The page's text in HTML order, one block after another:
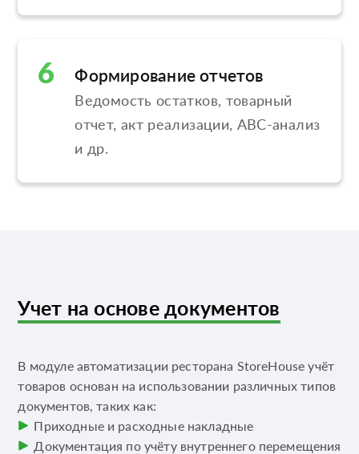
6 Формирование отчетов
Ведомость остатков, товарный
отчет, акт реализации, ABC-анализ
и др.
Учет на основе документов
В модуле автоматизации ресторана StoreHouse учёт
товаров основан на использовании различных типов
документов, таких как:
Приходные и расходные накладные
Документация по учёту внутреннего перемещения